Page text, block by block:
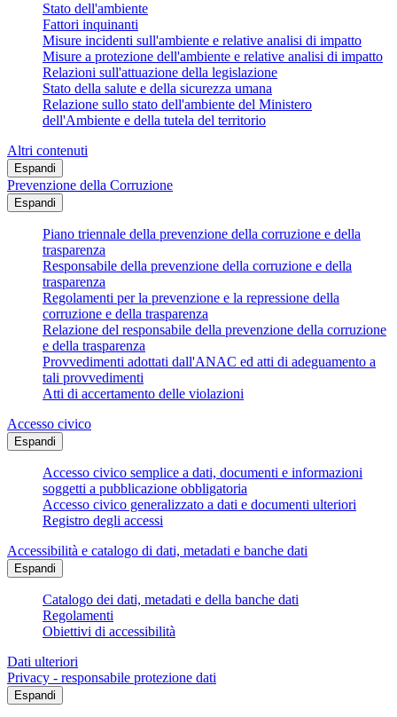
Stato dell'ambiente
Fattori inquinanti
Misure incidenti sull'ambiente e relative analisi di impatto
Misure a protezione dell'ambiente e relative analisi di impatto
Relazioni sull'attuazione della legislazione
Stato della salute e della sicurezza umana
Relazione sullo stato dell'ambiente del Ministero
dell'Ambiente e della tutela del territorio
Altri contenuti
Espandi
Prevenzione della Corruzione
Espandi
Piano triennale della prevenzione della corruzione e della
trasparenza
Responsabile della prevenzione della corruzione e della
trasparenza
Regolamenti per la prevenzione e la repressione della
corruzione e della trasparenza
Relazione del responsabile della prevenzione della corruzione
e della trasparenza
Provvedimenti adottati dall'ANAC ed atti di adeguamento a
tali provvedimenti
Atti di accertamento delle violazioni
Accesso civico
Espandi
Accesso civico semplice a dati, documenti e informazioni
soggetti a pubblicazione obbligatoria
Accesso civico generalizzato a dati e documenti ulteriori
Registro degli accessi
Accessibilità e catalogo di dati, metadati e banche dati
Espandi
Catalogo dei dati, metadati e della banche dati
Regolamenti
Obiettivi di accessibilità
Dati ulteriori
Privacy - responsabile protezione dati
Espandi